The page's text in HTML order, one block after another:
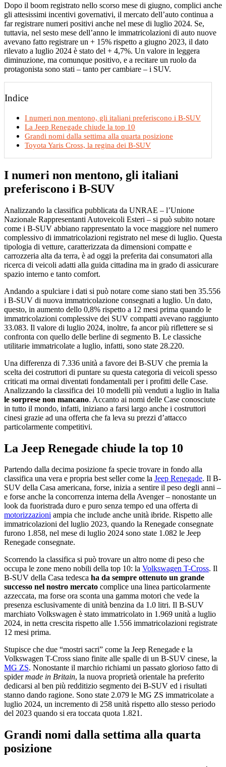
Dopo il boom registrato nello scorso mese di giugno, complici anche
gli attesissimi incentivi governativi, il mercato dell’auto continua a
far registrare numeri positivi anche nel mese di luglio 2024. Se,
tuttavia, nel sesto mese dell’anno le immatricolazioni di auto nuove
avevano fatto registrare un + 15% rispetto a giugno 2023, il dato
rilevato a luglio 2024 è stato del + 4,7%. Un valore in leggera
diminuzione, ma comunque positivo, e a recitare un ruolo da
protagonista sono stati – tanto per cambiare – i SUV.
Indice
I numeri non mentono, gli italiani preferiscono i B-SUV
La Jeep Renegade chiude la top 10
Grandi nomi dalla settima alla quarta posizione
Toyota Yaris Cross, la regina dei B-SUV
I numeri non mentono, gli italiani
preferiscono i B-SUV
Analizzando la classifica pubblicata da UNRAE – l’Unione
Nazionale Rappresentanti Autoveicoli Esteri – si può subito notare
come i B-SUV abbiano rappresentato la voce maggiore nel numero
complessivo di immatricolazioni registrato nel mese di luglio. Questa
tipologia di vetture, caratterizzata da dimensioni compatte e
carrozzeria alta da terra, è ad oggi la preferita dai consumatori alla
ricerca di veicoli adatti alla guida cittadina ma in grado di assicurare
spazio interno e tanto comfort.
Andando a spulciare i dati si può notare come siano stati ben 35.556
i B-SUV di nuova immatricolazione consegnati a luglio. Un dato,
questo, in aumento dello 0,8% rispetto a 12 mesi prima quando le
immatricolazioni complessive dei SUV compatti avevano raggiunto
33.083. Il valore di luglio 2024, inoltre, fa ancor più riflettere se si
confronta con quello delle berline di segmento B. Le classiche
utilitarie immatricolate a luglio, infatti, sono state 28.220.
Una differenza di 7.336 unità a favore dei B-SUV che premia la
scelta dei costruttori di puntare su questa categoria di veicoli spesso
criticati ma ormai diventati fondamentali per i profitti delle Case.
Analizzando la classifica dei 10 modelli più venduti a luglio in Italia
le sorprese non mancano. Accanto ai nomi delle Case conosciute
in tutto il mondo, infatti, iniziano a farsi largo anche i costruttori
cinesi grazie ad una offerta che fa leva su prezzi d’attacco
particolarmente competitivi.
La Jeep Renegade chiude la top 10
Partendo dalla decima posizione fa specie trovare in fondo alla
classifica una vera e propria best seller come la Jeep Renegade. Il B-
SUV della Casa americana, forse, inizia a sentire il peso degli anni –
e forse anche la concorrenza interna della Avenger – nonostante un
look da fuoristrada duro e puro senza tempo ed una offerta di
motorizzazioni ampia che include anche unità ibride. Rispetto alle
immatricolazioni del luglio 2023, quando la Renegade consegnate
furono 1.858, nel mese di luglio 2024 sono state 1.082 le Jeep
Renegade consegnate.
Scorrendo la classifica si può trovare un altro nome di peso che
occupa le zone meno nobili della top 10: la Volkswagen T-Cross. Il
B-SUV della Casa tedesca ha da sempre ottenuto un grande
successo nel nostro mercato complice una linea particolarmente
azzeccata, ma forse ora sconta una gamma motori che vede la
presenza esclusivamente di unità benzina da 1.0 litri. Il B-SUV
marchiato Volkswagen è stato immatricolato in 1.969 unità a luglio
2024, in netta crescita rispetto alle 1.556 immatricolazioni registrate
12 mesi prima.
Stupisce che due “mostri sacri” come la Jeep Renegade e la
Volkswagen T-Cross siano finite alle spalle di un B-SUV cinese, la
MG ZS. Nonostante il marchio richiami un passato glorioso fatto di
spidermade in Britain, la nuova proprietà orientale ha preferito
dedicarsi al ben più redditizio segmento dei B-SUV ed i risultati
stanno dando ragione. Sono state 2.079 le MG ZS immatricolate a
luglio 2024, un incremento di 258 unità rispetto allo stesso periodo
del 2023 quando si era toccata quota 1.821.
Grandi nomi dalla settima alla quarta
posizione